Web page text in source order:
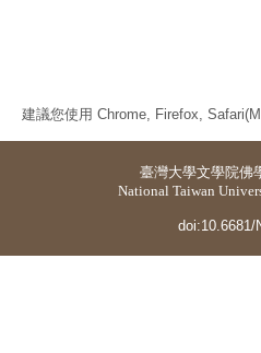
建議您使用 Chrome, Firefox,
臺灣大學文學院佛
National Taiwan
doi:10.6681/